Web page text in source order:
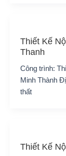
Thiết Kế
Thanh
Công trình:
Minh Thành
thất
Thiết Kế